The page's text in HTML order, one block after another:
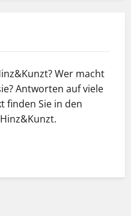
Wer macht
Antworten auf viele
finden Sie in den